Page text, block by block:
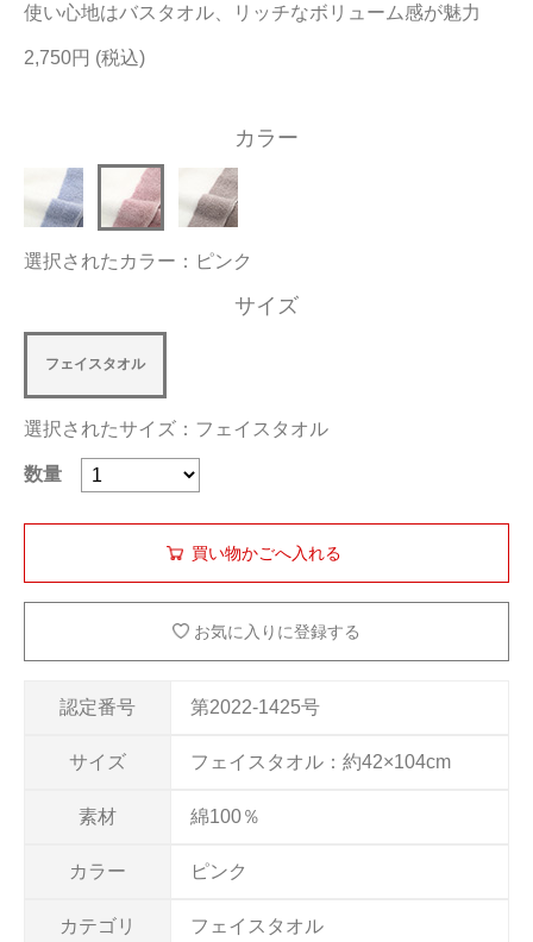
大量購入・法人向けの購入の方は
お問い合わせ
使い心地はバスタオル、リッチなボリューム感が魅力
2,750円
認定番号 第2022-1425号
サイズ フェイスタオル：約42×104cm
素材 綿100％
カラー ピンク
カテゴリ フェイスタオル
カラー
選択されたカラー：ピンク
サイズ
フェイスタオル
選択されたサイズ：フェイスタオル
数量
お気に入りに登録する